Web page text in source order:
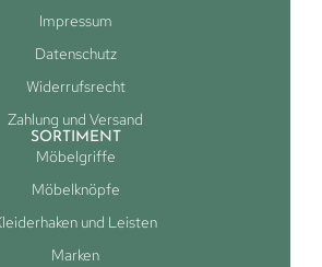
Impressum
Datenschutz
Widerrufsrecht
Zahlung und Versand
SORTIMENT
Möbelgriffe
Möbelknöpfe
und Leisten
Marken